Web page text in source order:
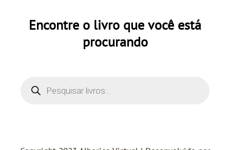
Encontre o livro que você está
procurando